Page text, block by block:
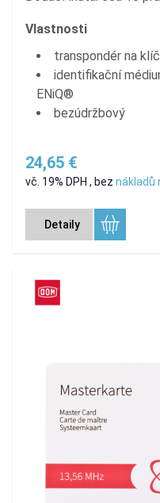
Vlastnosti
transpondér na
identifikační
ENiQ®
bezúdržbový
24,65 €
vč. 19% DPH , bez nákladů
Detaily